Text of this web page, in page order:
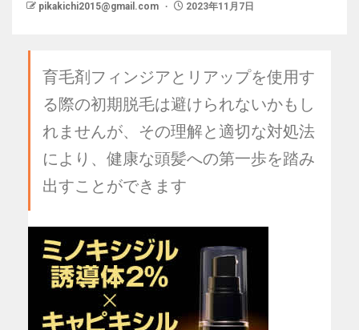
pikakichi2015@gmail.com 2023年11月7日
育毛剤フィンジアとリアップを使用す
る際の初期脱毛は避けられないかもし
れませんが、その理解と適切な対処法
により、健康な頭髪への第一歩を踏み
出すことができます